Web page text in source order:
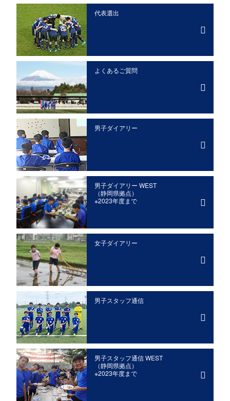
代表選出
よくあるご質問
男子ダイアリー
男子ダイアリー WEST
（静岡県拠点）
※2023年度まで
女子ダイアリー
男子スタッフ通信
男子スタッフ通信 WEST
（静岡県拠点）
※2023年度まで